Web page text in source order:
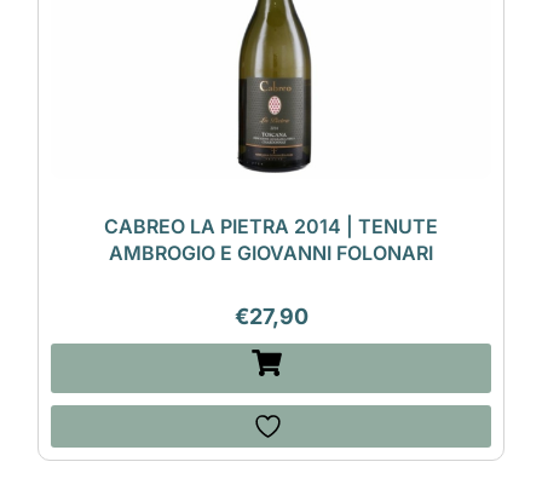
CABREO LA PIETRA 2014 | TENUTE
AMBROGIO E GIOVANNI FOLONARI
€27,90